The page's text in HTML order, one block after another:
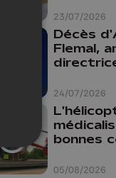
23/07/2026
24/07/2026
Décès
Flemal,
05/08/2026
bonnes